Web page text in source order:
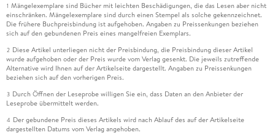
1 Mängelexemplare sind Bücher mit leichten Beschädigungen, die das Lesen aber nicht
einschränken. Mängelexemplare sind durch einen Stempel als solche gekennzeichnet.
Die frühere Buchpreisbindung ist aufgehoben. Angaben zu Preissenkungen beziehen
sich auf den gebundenen Preis eines mangelfreien Exemplars.
2 Diese Artikel unterliegen nicht der Preisbindung, die Preisbindung dieser Artikel
wurde aufgehoben oder der Preis wurde vom Verlag gesenkt. Die jeweils zutreffende
Alternative wird Ihnen auf der Artikelseite dargestellt. Angaben zu Preissenkungen
beziehen sich auf den vorherigen Preis.
3 Durch Öffnen der Leseprobe willigen Sie ein, dass Daten an den Anbieter der
Leseprobe übermittelt werden.
4 Der gebundene Preis dieses Artikels wird nach Ablauf des auf der Artikelseite
dargestellten Datums vom Verlag angehoben.